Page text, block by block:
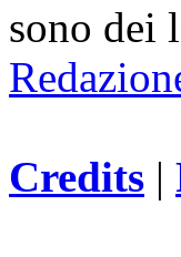
sono dei
Credits |